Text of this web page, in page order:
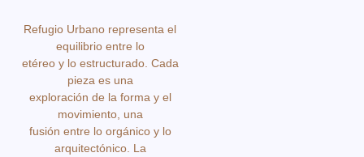
Refugio Urbano representa el
equilibrio entre lo
etéreo y lo estructurado. Cada
pieza es una
exploración de la forma y el
movimiento, una
fusión entre lo orgánico y lo
arquitectónico. La